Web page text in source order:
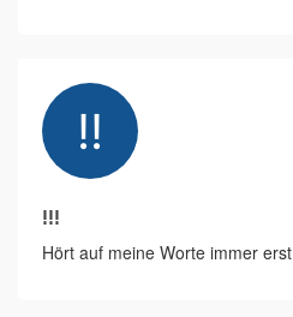
!!!
Hört auf meine Worte immer